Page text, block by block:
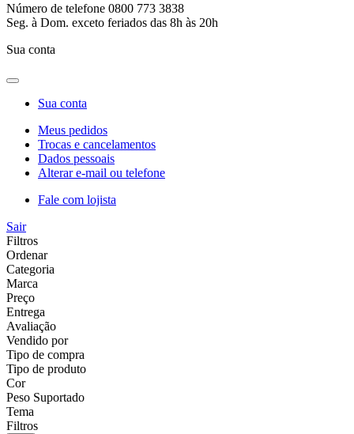
Número de telefone 0800 773 3838
Seg. à Dom. exceto feriados das 8h às 20h
Sua conta
Sua conta
Meus pedidos
Trocas e cancelamentos
Dados pessoais
Alterar e-mail ou telefone
Fale com lojista
Sair
Filtros
Ordenar
Categoria
Marca
Preço
Entrega
Avaliação
Vendido por
Tipo de compra
Tipo de produto
Cor
Peso Suportado
Tema
Filtros